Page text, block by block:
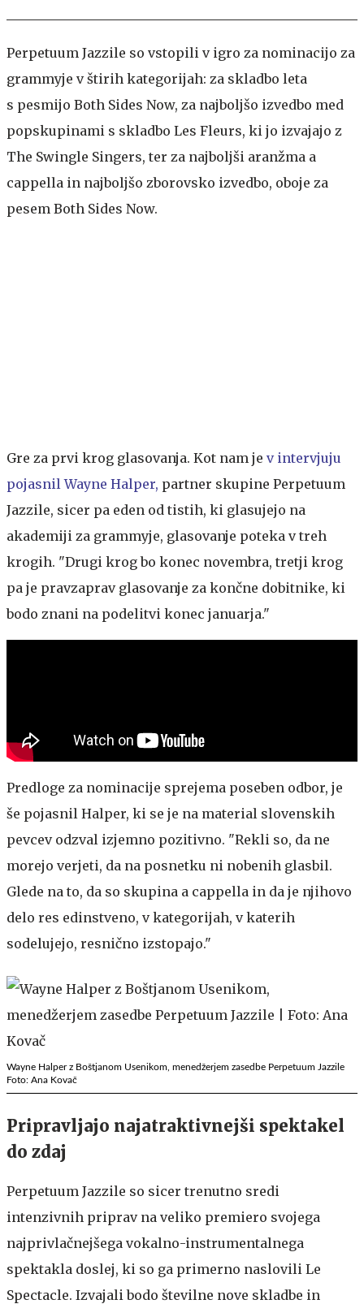
Perpetuum Jazzile so vstopili v igro za nominacijo za
grammyje v štirih kategorijah: za skladbo leta
s pesmijo Both Sides Now, za najboljšo izvedbo med
popskupinami s skladbo Les Fleurs, ki jo izvajajo z
The Swingle Singers, ter za najboljši aranžma a
cappella in najboljšo zborovsko izvedbo, oboje za
pesem Both Sides Now.
Gre za prvi krog glasovanja. Kot nam je v intervjuju
pojasnil Wayne Halper, partner skupine Perpetuum
Jazzile, sicer pa eden od tistih, ki glasujejo na
akademiji za grammyje, glasovanje poteka v treh
krogih. "Drugi krog bo konec novembra, tretji krog
pa je pravzaprav glasovanje za končne dobitnike, ki
bodo znani na podelitvi konec januarja."
Predloge za nominacije sprejema poseben odbor, je
še pojasnil Halper, ki se je na material slovenskih
pevcev odzval izjemno pozitivno. "Rekli so, da ne
morejo verjeti, da na posnetku ni nobenih glasbil.
Glede na to, da so skupina a cappella in da je njihovo
delo res edinstveno, v kategorijah, v katerih
sodelujejo, resnično izstopajo."
Wayne Halper z Boštjanom Usenikom, menedžerjem zasedbe Perpetuum Jazzile
Foto: Ana Kovač
Pripravljajo najatraktivnejši spektakel
do zdaj
Perpetuum Jazzile so sicer trenutno sredi
intenzivnih priprav na veliko premiero svojega
najprivlačnejšega vokalno-instrumentalnega
spektakla doslej, ki so ga primerno naslovili Le
Spectacle. Izvajali bodo številne nove skladbe in